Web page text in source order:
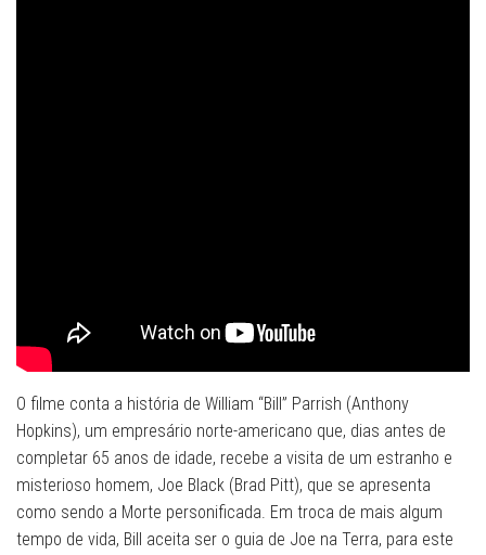
O filme conta a história de William “Bill” Parrish (Anthony
Hopkins), um empresário norte-americano que, dias antes de
completar 65 anos de idade, recebe a visita de um estranho e
misterioso homem, Joe Black (Brad Pitt), que se apresenta
como sendo a Morte personificada. Em troca de mais algum
tempo de vida, Bill aceita ser o guia de Joe na Terra, para este